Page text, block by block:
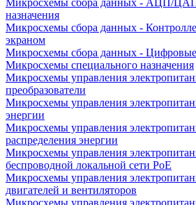
Микросхемы сбора данных - АЦП/ЦАП
назначения
Микросхемы сбора данных -
экраном
Микросхемы сбора данных -
Микросхемы специального назначения
Микросхемы управления
преобразователи
Микросхемы управления
энергии
Микросхемы управления
распределения энергии
Микросхемы управления
беспроводной локальной сети PoE
Микросхемы управления
двигателей и вентиляторов
Микросхемы управления